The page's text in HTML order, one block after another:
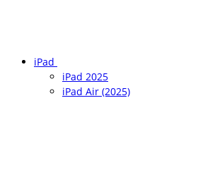
iPad
iPad 2025
iPad Air (2025)